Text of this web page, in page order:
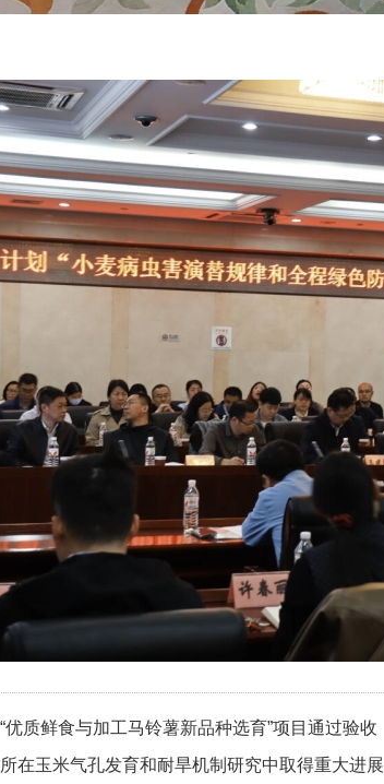
优质鲜食与加工马铃薯新品种选育”项目通过验收
在玉米气孔发育和耐旱机制研究中取得重大进展